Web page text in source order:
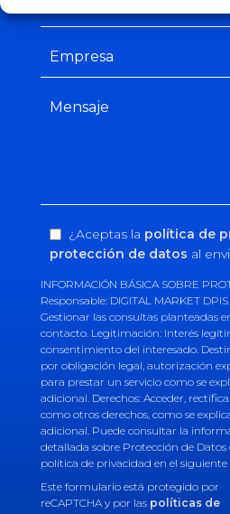
¿Aceptas la política de
protección de datos al
INFORMACIÓN BÁSICA SOBRE
Responsable: DIGITAL MARKET
Gestionar las consultas planteadas
contacto. Legitimación: Interés
consentimiento del interesado.
por obligación legal, autorización
para prestar un servicio como se
adicional. Derechos: Acceder,
como otros derechos, como se
adicional. Puede consultar la
detallada sobre Protección de Datos
política de privacidad en el siguiente
Este formulario está protegido por
reCAPTCHA y por las políticas de